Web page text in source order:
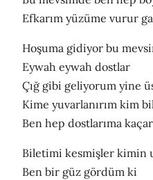
Efkarım yüzüme vurur
Hoşuma gidiyor bu
Eywah eywah dostlar
Çığ gibi geliyorum yine
Kime yuvarlanırım kim
Ben hep dostlarıma
Biletimi kesmişler kimin
Ben bir güz gördüm ki